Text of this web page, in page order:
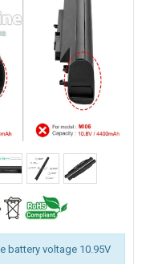
battery voltage 10.95V